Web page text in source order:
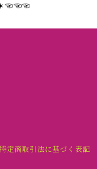
特定商取引法に基づく表記